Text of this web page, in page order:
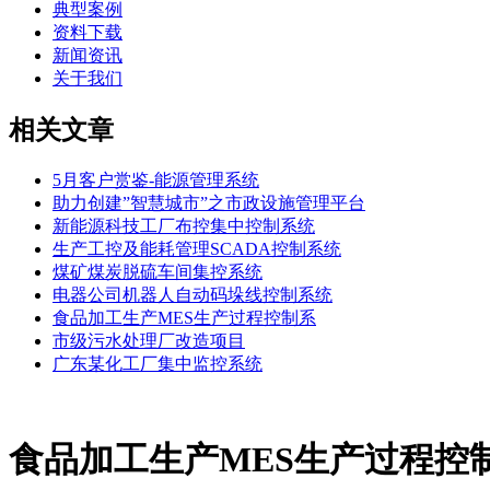
典型案例
资料下载
新闻资讯
关于我们
相关文章
5月客户赏鉴-能源管理系统
助力创建”智慧城市”之市政设施管理平台
新能源科技工厂布控集中控制系统
生产工控及能耗管理SCADA控制系统
煤矿煤炭脱硫车间集控系统
电器公司机器人自动码垛线控制系统
食品加工生产MES生产过程控制系
市级污水处理厂改造项目
广东某化工厂集中监控系统
食品加工生产MES生产过程控